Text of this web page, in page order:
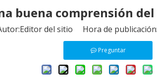
buena comprensión
del sitio Hora de
Preguntar